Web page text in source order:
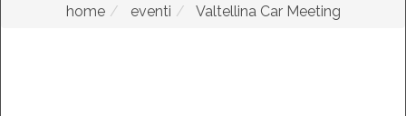
home eventi Valtellina Car Meeting